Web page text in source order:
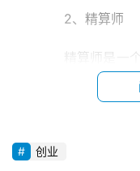
2、精算师
精算师是一个
是目前这个行业也是
万以上，就业前景
创业